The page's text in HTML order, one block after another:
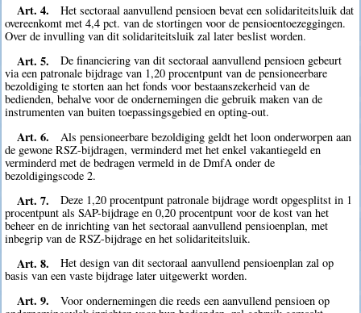
Art. 4.
Het sectoraal aanvullend pensioen bevat een solidariteitsluik dat
overeenkomt met 4,4 pct. van de stortingen voor de pensioentoezeggingen.
Over de invulling van dit solidariteitsluik zal later beslist worden.
Art. 5.
De financiering van dit sectoraal aanvullend pensioen gebeurt
via een patronale bijdrage van 1,20 procentpunt van de pensioneerbare
bezoldiging te storten aan het fonds voor bestaanszekerheid van de
bedienden, behalve voor de ondernemingen die gebruik maken van de
instrumenten van buiten toepassingsgebied en opting-out.
Art. 6.
Als pensioneerbare bezoldiging geldt het loon onderworpen aan
de gewone RSZ-bijdragen, verminderd met het enkel vakantiegeld en
verminderd met de bedragen vermeld in de DmfA onder de
bezoldigingscode 2.
Art. 7.
Deze 1,20 procentpunt patronale bijdrage wordt opgesplitst in 1
procentpunt als SAP-bijdrage en 0,20 procentpunt voor de kost van het
beheer en de inrichting van het sectoraal aanvullend pensioenplan, met
inbegrip van de RSZ-bijdrage en het solidariteitsluik.
Art. 8.
Het design van dit sectoraal aanvullend pensioenplan zal op
basis van een vaste bijdrage later uitgewerkt worden.
Art. 9.
Voor ondernemingen die reeds een aanvullend pensioen op